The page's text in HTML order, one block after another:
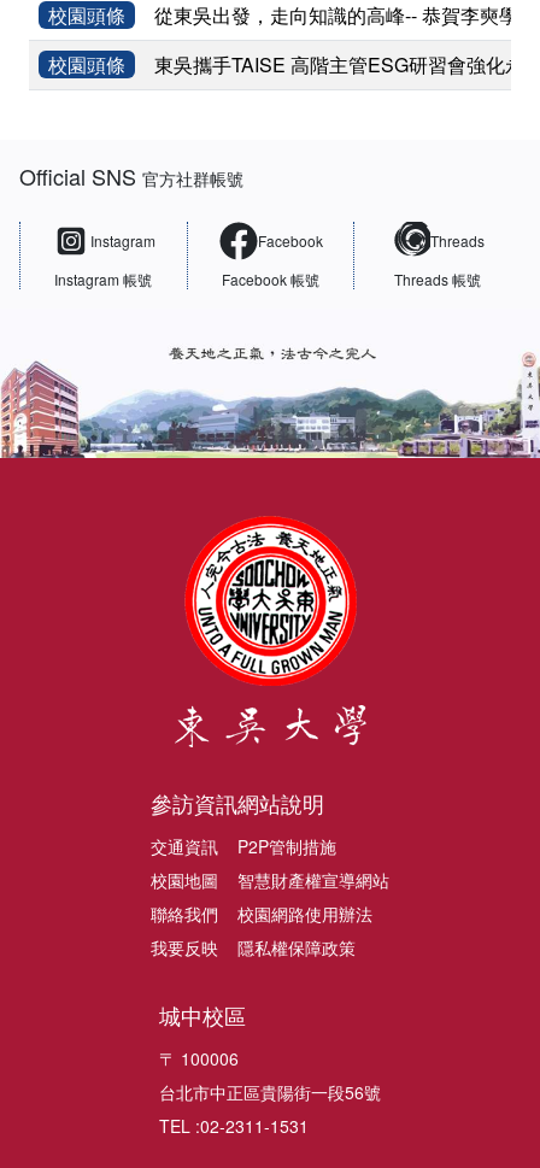
校園頭條
從東吳出發，走向知識的高峰-- 恭賀李奭學
校園頭條
東吳攜手TAISE 高階主管ESG研習會強化永
Official SNS官方社群帳號
Instagram
Instagram 帳號
Facebook
Facebook 帳號
Threads
Threads 帳號
參訪資訊
交通資訊
校園地圖
聯絡我們
我要反映
網站說明
P2P管制措施
智慧財產權宣導網站
校園網路使用辦法
隱私權保障政策
城中校區
〒 100006
台北市中正區貴陽街一段56號
TEL :02-2311-1531